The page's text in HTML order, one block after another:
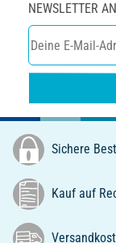
NEWSLETTER
Sichere
Kauf auf